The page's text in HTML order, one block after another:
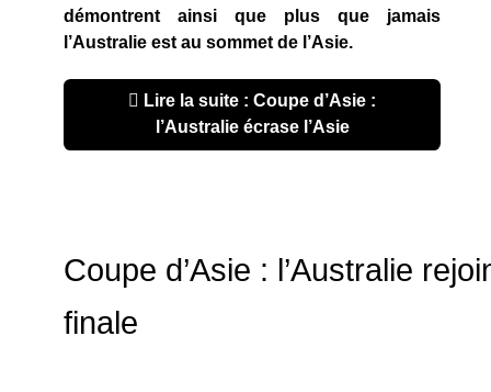
démontrent ainsi que plus que jamais
l’Australie est au sommet de l’Asie.
Lire la suite : Coupe d’Asie :
l’Australie écrase l’Asie
Coupe d’Asie : l’Australie
finale